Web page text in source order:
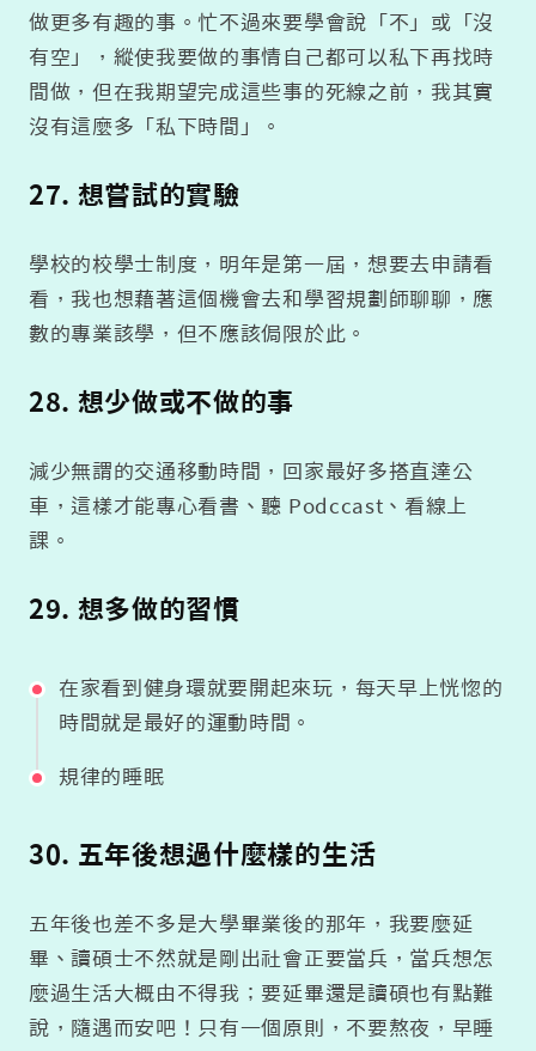
做更多有趣的事。忙不過來要學會說「不」或「沒
有空」，縱使我要做的事情自己都可以私下再找時
間做，但在我期望完成這些事的死線之前，我其實
沒有這麼多「私下時間」。
27. 想嘗試的實驗
學校的校學士制度，明年是第一屆，想要去申請看
看，我也想藉著這個機會去和學習規劃師聊聊，應
數的專業該學，但不應該侷限於此。
28. 想少做或不做的事
減少無謂的交通移動時間，回家最好多搭直達公
車，這樣才能專心看書、聽 Podccast、看線上
課。
29. 想多做的習慣
在家看到健身環就要開起來玩，每天早上恍惚的
時間就是最好的運動時間。
規律的睡眠
30. 五年後想過什麼樣的生活
五年後也差不多是大學畢業後的那年，我要麼延
畢、讀碩士不然就是剛出社會正要當兵，當兵想怎
麼過生活大概由不得我；要延畢還是讀碩也有點難
說，隨遇而安吧！只有一個原則，不要熬夜，早睡